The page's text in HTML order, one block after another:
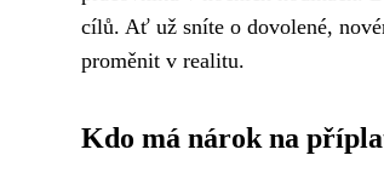
cílů. Ať už sníte o dovolené,
proměnit v realitu.
Kdo má nárok na